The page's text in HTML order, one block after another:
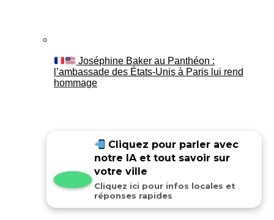
Joséphine Baker au Panthéon :
l’ambassade des États-Unis à Paris lui rend
hommage
Cliquez pour parler avec
notre IA et tout savoir sur
votre ville
Cliquez ici pour infos locales et
réponses rapides